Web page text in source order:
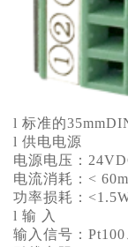
l 标准的
l 供电电源
电源电压：
电流消耗：<
功率损耗：
l 输 入
输入信号：